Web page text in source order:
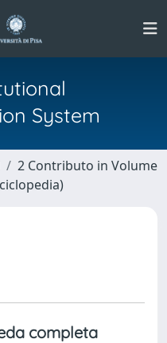
System
2 Contributo in Volume
completa